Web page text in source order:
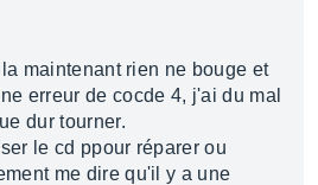
maintenant rien ne bouge et
erreur de cocde 4, j'ai du mal
dur tourner.
le cd ppour réparer ou
me dire qu'il y a une